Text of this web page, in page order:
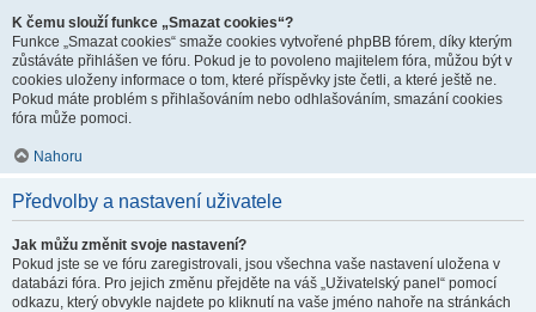
K čemu slouží funkce „Smazat cookies“?
Funkce „Smazat cookies“ smaže cookies vytvořené phpBB fórem, díky kterým
zůstáváte přihlášen ve fóru. Pokud je to povoleno majitelem fóra, můžou být v
cookies uloženy informace o tom, které příspěvky jste četli, a které ještě ne.
Pokud máte problém s přihlašováním nebo odhlašováním, smazání cookies
fóra může pomoci.
Nahoru
Předvolby a nastavení uživatele
Jak můžu změnit svoje nastavení?
Pokud jste se ve fóru zaregistrovali, jsou všechna vaše nastavení uložena v
databázi fóra. Pro jejich změnu přejděte na váš „Uživatelský panel“ pomocí
odkazu, který obvykle najdete po kliknutí na vaše jméno nahoře na stránkách